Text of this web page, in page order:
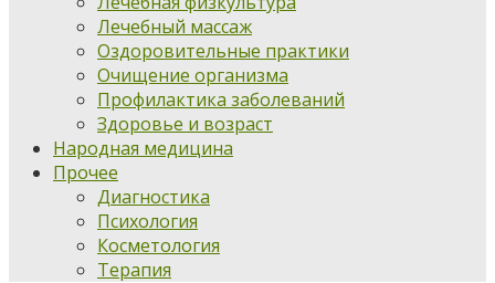
Лечебный массаж
Оздоровительные практики
Очищение организма
Профилактика заболеваний
Здоровье и возраст
Народная медицина
Прочее
Диагностика
Психология
Косметология
Терапия